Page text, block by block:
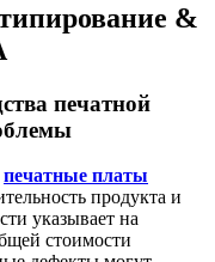
&
печатной
печатные платы
продукта и
указывает на
стоимости